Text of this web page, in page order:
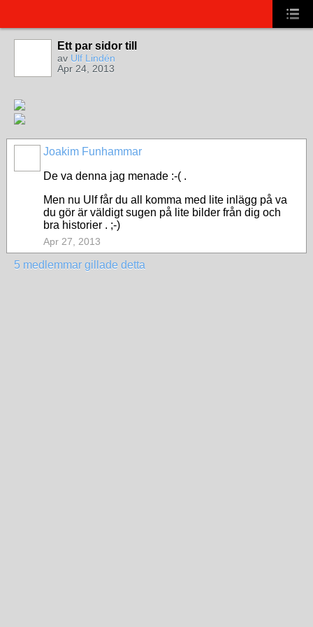
Ett par sidor till
av Ulf Lindén
Apr 24, 2013
Joakim Funhammar
De va denna jag menade :-( .
Men nu Ulf får du all komma med lite inlägg på va
du gör är väldigt sugen på lite bilder från dig och
bra historier . ;-)
Apr 27, 2013
5 medlemmar gillade detta